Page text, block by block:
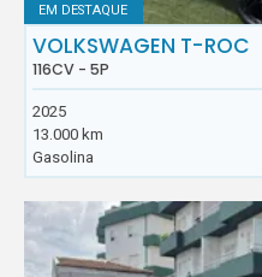
EM DESTAQUE
VOLKSWAGEN T-ROC
116CV - 5P
2025
13.000 km
Gasolina